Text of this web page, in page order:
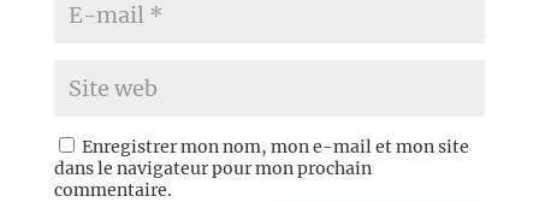
Enregistrer mon nom, mon e-mail et mon site
dans le navigateur pour mon prochain
commentaire.